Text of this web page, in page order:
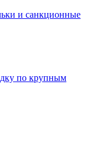
и санкционные
по крупным